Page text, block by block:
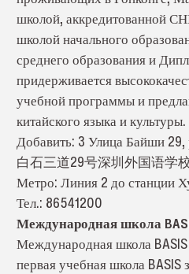
школой, аккредитованной
школой начального
среднего образования и
придерживается
учебной программы и
китайского языка и культуры.
Добавить: 3 Улица Байши
白石三道29号深圳外国语学
Метро: Линия 2 до станции
Тел.: 86541200
Международная школа
Международная школа
первая учебная школа